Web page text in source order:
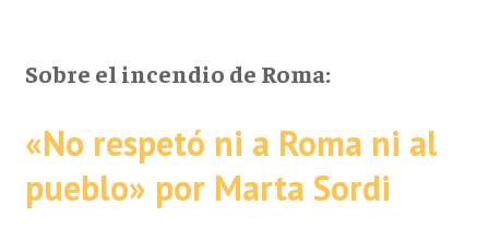
Sobre el incendio de Roma:
«No respetó ni a Roma ni al
pueblo» por Marta Sordi